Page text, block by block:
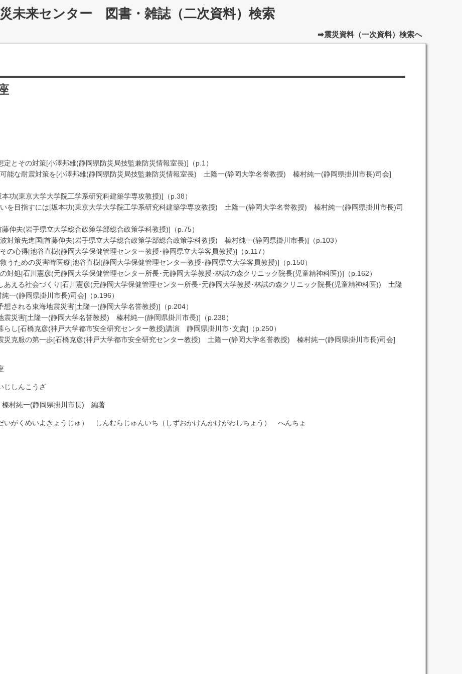
未来センター 図書・雑誌（二次資料）検索
➡震災資料（一次資料）検索へ
とその対策[小澤邦雄(静岡県防災局技監兼防災情報室長)]（p.1）
能な耐震対策を[小澤邦雄(静岡県防災局技監兼防災情報室長) 土隆一(静岡大学名誉教授) 榛村純一(静岡県掛川市長)司会]
功(東京大学大学院工学系研究科建築学専攻教授)]（p.38）
目指すには[坂本功(東京大学大学院工学系研究科建築学専攻教授) 土隆一(静岡大学名誉教授) 榛村純一(静岡県掛川市長)司
伸夫(岩手県立大学総合政策学部総合政策学科教授)]（p.75）
策先進国[首藤伸夫(岩手県立大学総合政策学部総合政策学科教授) 榛村純一(静岡県掛川市長)]（p.103）
心得[池谷直樹(静岡大学保健管理センター教授･静岡県立大学客員教授)]（p.117）
ための災害時医療[池谷直樹(静岡大学保健管理センター教授･静岡県立大学客員教授)]（p.150）
処[石川憲彦(元静岡大学保健管理センター所長･元静岡大学教授･林試の森クリニック院長(児童精神科医))]（p.162）
る社会づくり[石川憲彦(元静岡大学保健管理センター所長･元静岡大学教授･林試の森クリニック院長(児童精神科医)) 土隆
一(静岡県掛川市長)司会]（p.196）
される東海地震災害[土隆一(静岡大学名誉教授)]（p.204）
災害[土隆一(静岡大学名誉教授) 榛村純一(静岡県掛川市長)]（p.238）
し[石橋克彦(神戸大学都市安全研究センター教授)講演 静岡県掛川市･文責]（p.250）
克服の第一歩[石橋克彦(神戸大学都市安全研究センター教授) 土隆一(静岡大学名誉教授) 榛村純一(静岡県掛川市長)司会]
じしんこうざ
村純一(静岡県掛川市長) 編著
いがくめいよきょうじゅ） しんむらじゅんいち（しずおかけんかけがわしちょう） へんちょ